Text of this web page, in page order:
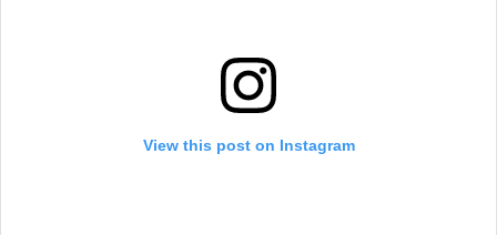
View this post on Instagram